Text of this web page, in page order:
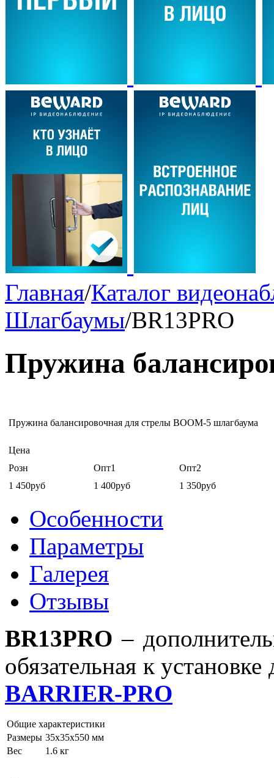
Главная/Каталог
Шлагбаумы/BR13PRO
Пружина
Пружина балансировочная для стрелы BOOM-5 шлагбаума
Цена
Розн
Опт1
Опт2
1 450руб
1 400руб 1 350руб
Особенности
Параметры
Галерея
Отзывы
BR13PRO –
обязательная к
BARRIER-PRO
Общие характеристики
Размеры 35х35х550 мм
Вес
1.6 кг